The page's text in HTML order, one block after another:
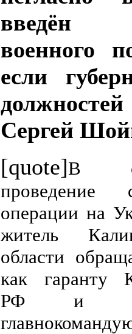
введён
военного
если
Сергей
[quote]В
проведение
операции на
житель
области
как гаранту
РФ и